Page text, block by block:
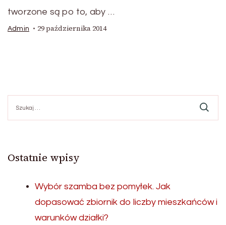
tworzone są po to, aby …
Admin 29 października 2014
Ostatnie wpisy
Wybór szamba bez pomyłek. Jak
dopasować zbiornik do liczby mieszkańców i
warunków działki?